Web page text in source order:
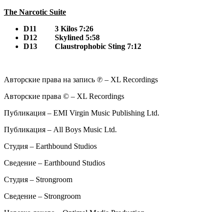
The Narcotic Suite
D11
3 Kilos 7:26
D12
Skylined 5:58
D13
Claustrophobic Sting 7:12
Авторские права на запись ℗ – XL Recordings
Авторские права © – XL Recordings
Публикация – EMI Virgin Music Publishing Ltd.
Публикация – All Boys Music Ltd.
Студия – Earthbound Studios
Сведение – Earthbound Studios
Студия – Strongroom
Сведение – Strongroom